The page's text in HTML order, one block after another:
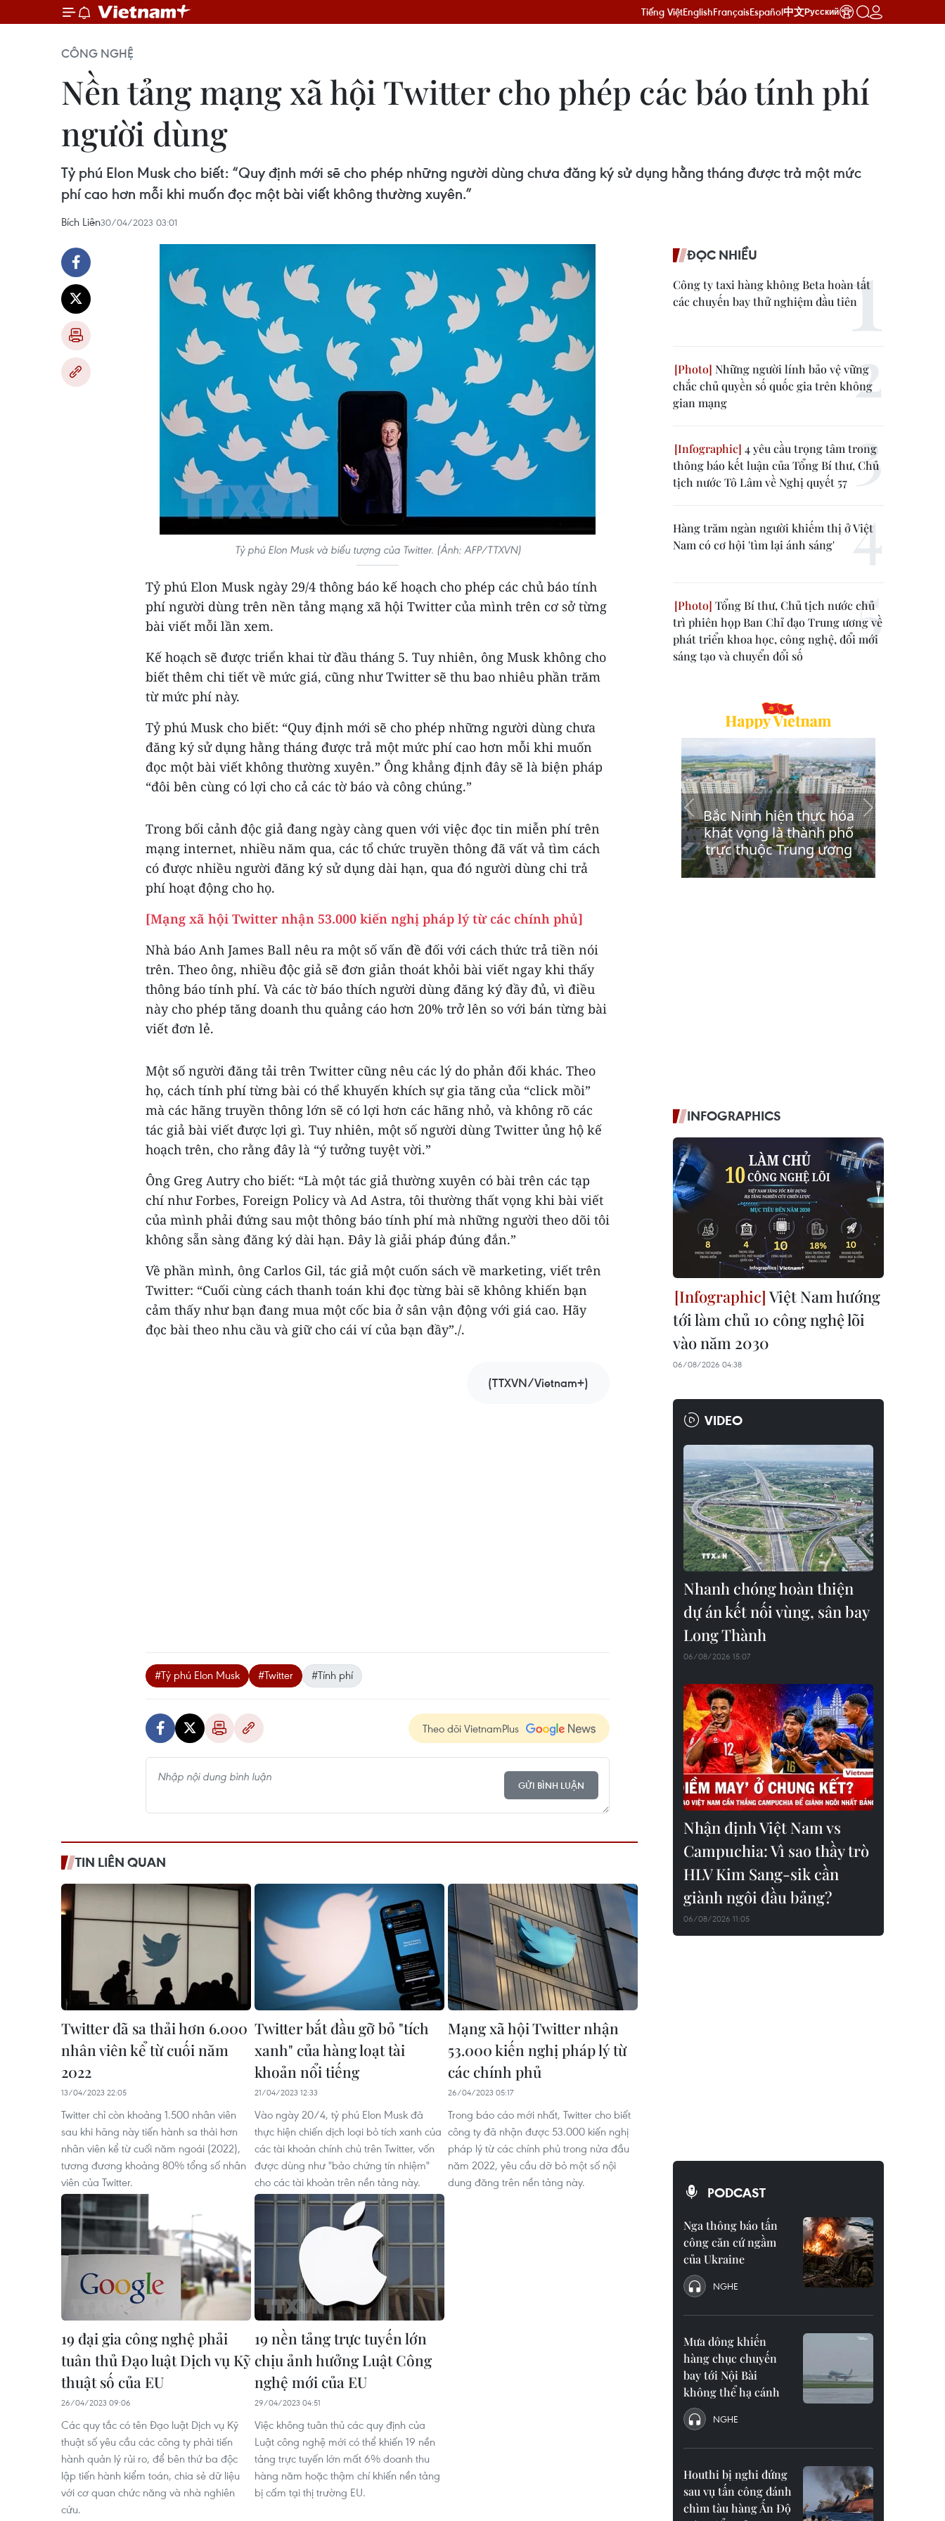
Tiếng ViệtEnglishFrançaisEspañol中文Русский
CÔNG NGHỆ
Nền tảng mạng xã hội Twitter cho phép các báo tính phí
người dùng
Tỷ phú Elon Musk cho biết: “Quy định mới sẽ cho phép những người dùng chưa đăng ký sử dụng hằng tháng được trả một mức
phí cao hơn mỗi khi muốn đọc một bài viết không thường xuyên.”
Bích Liên30/04/2023 03:01
Tỷ phú Elon Musk và biểu tượng của Twitter. (Ảnh: AFP/TTXVN)
Tỷ phú Elon Musk ngày 29/4 thông báo kế hoạch cho phép các chủ báo tính
phí người dùng trên nền tảng mạng xã hội Twitter của mình trên cơ sở từng
bài viết mỗi lần xem.
Kế hoạch sẽ được triển khai từ đầu tháng 5. Tuy nhiên, ông Musk không cho
biết thêm chi tiết về mức giá, cũng như Twitter sẽ thu bao nhiêu phần trăm
từ mức phí này.
Tỷ phú Musk cho biết: “Quy định mới sẽ cho phép những người dùng chưa
đăng ký sử dụng hằng tháng được trả một mức phí cao hơn mỗi khi muốn
đọc một bài viết không thường xuyên.” Ông khẳng định đây sẽ là biện pháp
“đôi bên cùng có lợi cho cả các tờ báo và công chúng.”
Trong bối cảnh độc giả đang ngày càng quen với việc đọc tin miễn phí trên
mạng internet, nhiều năm qua, các tổ chức truyền thông đã vất vả tìm cách
có được nhiều người đăng ký sử dụng dài hạn, qua đó người dùng chi trả
phí hoạt động cho họ.
[Mạng xã hội Twitter nhận 53.000 kiến nghị pháp lý từ các chính phủ]
Nhà báo Anh James Ball nêu ra một số vấn đề đối với cách thức trả tiền nói
trên. Theo ông, nhiều độc giả sẽ đơn giản thoát khỏi bài viết ngay khi thấy
thông báo tính phí. Và các tờ báo thích người dùng đăng ký đầy đủ, vì điều
này cho phép tăng doanh thu quảng cáo hơn 20% trở lên so với bán từng bài
viết đơn lẻ.
Một số người đăng tải trên Twitter cũng nêu các lý do phản đối khác. Theo
họ, cách tính phí từng bài có thể khuyến khích sự gia tăng của “click mồi”
mà các hãng truyền thông lớn sẽ có lợi hơn các hãng nhỏ, và không rõ các
tác giả bài viết được lợi gì. Tuy nhiên, một số người dùng Twitter ủng hộ kế
hoạch trên, cho rằng đây là “ý tưởng tuyệt vời.”
Ông Greg Autry cho biết: “Là một tác giả thường xuyên có bài trên các tạp
chí như Forbes, Foreign Policy và Ad Astra, tôi thường thất vọng khi bài viết
của mình phải đứng sau một thông báo tính phí mà những người theo dõi tôi
không sẵn sàng đăng ký dài hạn. Đây là giải pháp đúng đắn.”
Về phần mình, ông Carlos Gil, tác giả một cuốn sách về marketing, viết trên
Twitter: “Cuối cùng cách thanh toán khi đọc từng bài sẽ không khiến bạn
cảm thấy như bạn đang mua một cốc bia ở sân vận động với giá cao. Hãy
đọc bài theo nhu cầu và giữ cho cái ví của bạn đầy”./.
(TTXVN/Vietnam+)
#Tỷ phú Elon Musk #Twitter #Tính phí
Theo dõi VietnamPlus
GỬI BÌNH LUẬN
TIN LIÊN QUAN
Twitter đã sa thải hơn 6.000
nhân viên kể từ cuối năm
2022
13/04/2023 22:05
Twitter chỉ còn khoảng 1.500 nhân viên
sau khi hãng này tiến hành sa thải hơn
nhân viên kể từ cuối năm ngoái (2022),
tương đương khoảng 80% tổng số nhân
viên của Twitter.
Twitter bắt đầu gỡ bỏ "tích
xanh" của hàng loạt tài
khoản nổi tiếng
21/04/2023 12:33
Vào ngày 20/4, tỷ phú Elon Musk đã
thực hiện chiến dịch loại bỏ tích xanh của
các tài khoản chính chủ trên Twitter, vốn
được dùng như "bảo chứng tín nhiệm"
cho các tài khoản trên nền tảng này.
Mạng xã hội Twitter nhận
53.000 kiến nghị pháp lý từ
các chính phủ
26/04/2023 05:17
Trong báo cáo mới nhất, Twitter cho biết
công ty đã nhận được 53.000 kiến nghị
pháp lý từ các chính phủ trong nửa đầu
năm 2022, yêu cầu dỡ bỏ một số nội
dung đăng trên nền tảng này.
19 đại gia công nghệ phải
tuân thủ Đạo luật Dịch vụ Kỹ
thuật số của EU
26/04/2023 09:06
Các quy tắc có tên Đạo luật Dịch vụ Kỹ
thuật số yêu cầu các công ty phải tiến
hành quản lý rủi ro, để bên thứ ba độc
lập tiến hành kiểm toán, chia sẻ dữ liệu
với cơ quan chức năng và nhà nghiên
cứu.
19 nền tảng trực tuyến lớn
chịu ảnh hưởng Luật Công
nghệ mới của EU
29/04/2023 04:51
Việc không tuân thủ các quy định của
Luật công nghệ mới có thể khiến 19 nền
tảng trực tuyến lớn mất 6% doanh thu
hàng năm hoặc thậm chí khiến nền tảng
bị cấm tại thị trường EU.
ĐỌC NHIỀU
Công ty taxi hàng không Beta hoàn tất
các chuyến bay thử nghiệm đầu tiên
Những người lính bảo vệ vững
chắc chủ quyền số quốc gia trên không
gian mạng
4 yêu cầu trọng tâm trong
thông báo kết luận của Tổng Bí thư, Chủ
tịch nước Tô Lâm về Nghị quyết 57
Hàng trăm ngàn người khiếm thị ở Việt
Nam có cơ hội 'tìm lại ánh sáng'
Tổng Bí thư, Chủ tịch nước chủ
trì phiên họp Ban Chỉ đạo Trung ương về
phát triển khoa học, công nghệ, đổi mới
sáng tạo và chuyển đổi số
INFOGRAPHICS
Việt Nam hướng
tới làm chủ 10 công nghệ lõi
vào năm 2030
06/08/2026 04:38
VIDEO
Nhanh chóng hoàn thiện
dự án kết nối vùng, sân bay
Long Thành
06/08/2026 15:07
Nhận định Việt Nam vs
Campuchia: Vì sao thầy trò
HLV Kim Sang-sik cần
giành ngôi đầu bảng?
06/08/2026 11:05
PODCAST
Nga thông báo tấn
công căn cứ ngầm
của Ukraine
NGHE
Mưa dông khiến
hàng chục chuyến
bay tới Nội Bài
không thể hạ cánh
NGHE
Houthi bị nghi đứng
sau vụ tấn công đánh
chìm tàu hàng Ấn Độ